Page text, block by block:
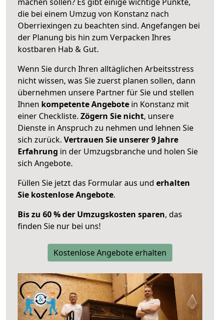
die bei einem Umzug von Konstanz nach
Oberriexingen zu beachten sind. Angefangen bei
der Planung bis hin zum Verpacken Ihres
kostbaren Hab & Gut.
Wenn Sie durch Ihren alltäglichen Arbeitsstress
nicht wissen, was Sie zuerst planen sollen, dann
übernehmen unsere Partner für Sie und stellen
Ihnen kompetente Angebote in Konstanz mit
einer Checkliste. Zögern Sie nicht, unsere
Dienste in Anspruch zu nehmen und lehnen Sie
sich zurück. Vertrauen Sie unserer 9 Jahre
Erfahrung in der Umzugsbranche und holen Sie
sich Angebote.
Füllen Sie jetzt das Formular aus und erhalten
Sie kostenlose Angebote.
Bis zu 60 % der Umzugskosten sparen, das
finden Sie nur bei uns!
Kostenlose Angebote erhalten